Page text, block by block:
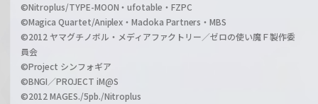
©Nitroplus/TYPE-MOON・ufotable・FZPC
©Magica Quartet/Aniplex・Madoka Partners・MBS
©2012 ヤマグチノボル・メディアファクトリー／ゼロの使い魔Ｆ製作委
員会
©Project シンフォギア
©BNGI／PROJECT iM@S
©2012 MAGES./5pb./Nitroplus